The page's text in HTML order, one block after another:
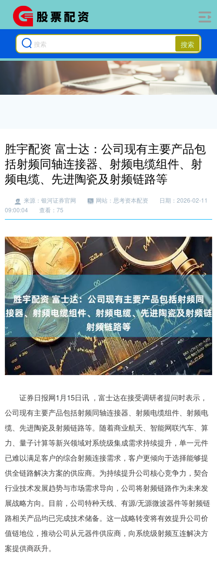
搜索
胜宇配资 富士达：公司现有主要产品包
括射频同轴连接器、射频电缆组件、射
频电缆、先进陶瓷及射频链路等
来源：银河证券官网 网站：思考资本配资
日期：2026-02-11
09:00:04
查看：75
证券日报网1月15日讯 ，富士达在接受调研者提问时表示，
公司现有主要产品包括射频同轴连接器、射频电缆组件、射频电
缆、先进陶瓷及射频链路等。随着商业航天、智能网联汽车、算
力、量子计算等新兴领域对系统级集成需求持续提升，单一元件
已难以满足客户的综合射频连接需求，客户更倾向于选择能够提
供全链路解决方案的供应商。为持续提升公司核心竞争力，契合
行业技术发展趋势与市场需求导向，公司将射频链路作为未来发
展战略方向。目前，公司特种天线、有源/无源微波器件等射频链
路相关产品均已完成技术储备。这一战略转变将有效提升公司价
值链地位，推动公司从元器件供应商，向系统级射频互连解决方
案提供商跃升。